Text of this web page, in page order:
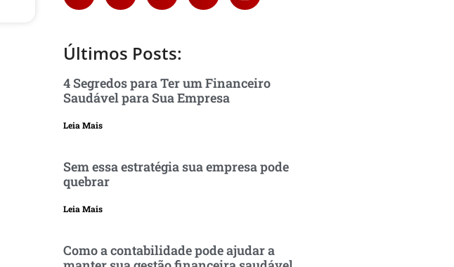
Últimos Posts:
4 Segredos para Ter um Financeiro
Saudável para Sua Empresa
Leia Mais
Sem essa estratégia sua empresa pode
quebrar
Leia Mais
Como a contabilidade pode ajudar a